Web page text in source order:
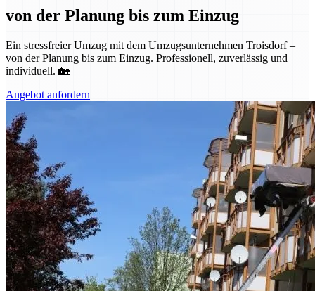
von der Planung bis zum Einzug
Ein stressfreier Umzug mit dem Umzugsunternehmen Troisdorf –
von der Planung bis zum Einzug. Professionell, zuverlässig und
individuell. 🏡
Angebot anfordern